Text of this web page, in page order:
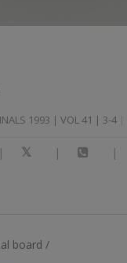
1993 | VOL 41 | 3-4
| | |
board /